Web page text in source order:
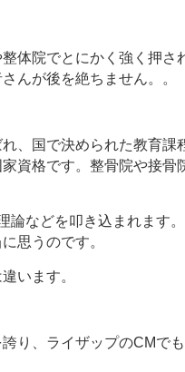
体院でとにかく強く押さ
んが後を絶ちません。。
れ、国で決められた教育課
資格です。整骨院や接骨
論などを叩き込まれます
思うのです。
います。
り、ライザップのCMで